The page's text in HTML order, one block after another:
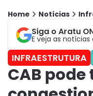
Home Notícias
Siga o Aratu
E veja as
INFRAESTRUTURA
CAB